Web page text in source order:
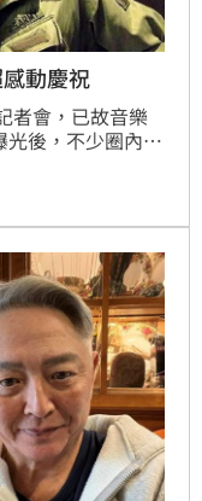
動慶祝
者會，已故音樂
後，不少圈內好
的青春照片，感